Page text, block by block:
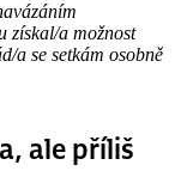
získal/a možnost
a se setkám osobně
ale příliš